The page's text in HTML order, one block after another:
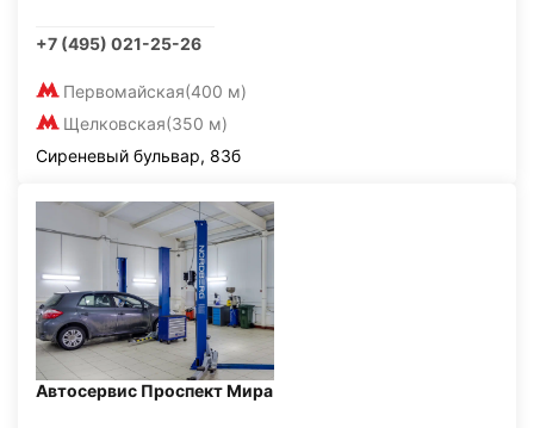
+7 (495) 021-25-26
Первомайская(400 м)
Щелковская(350 м)
Сиреневый бульвар, 83б
Автосервис Проспект Мира